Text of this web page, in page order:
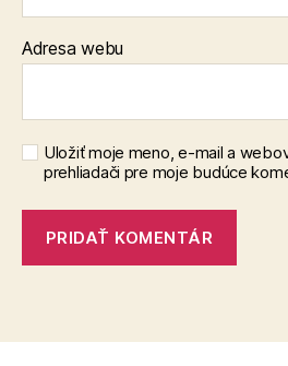
Adresa webu
Uložiť moje meno, e-mail a
prehliadači pre moje budúce